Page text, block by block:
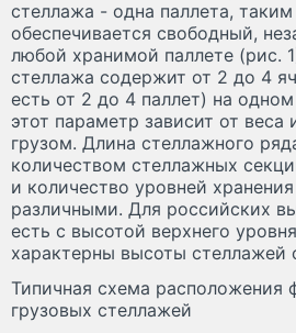
стеллажа - одна паллета,
обеспечивается свободный,
любой хранимой паллете (рис.
стеллажа содержит от 2 до 4
есть от 2 до 4 паллет) на
этот параметр зависит от веса
грузом. Длина стеллажного
количеством стеллажных
и количество уровней
различными. Для российских
есть с высотой верхнего
характерны высоты стеллажей
Типичная схема расположения
грузовых стеллажей